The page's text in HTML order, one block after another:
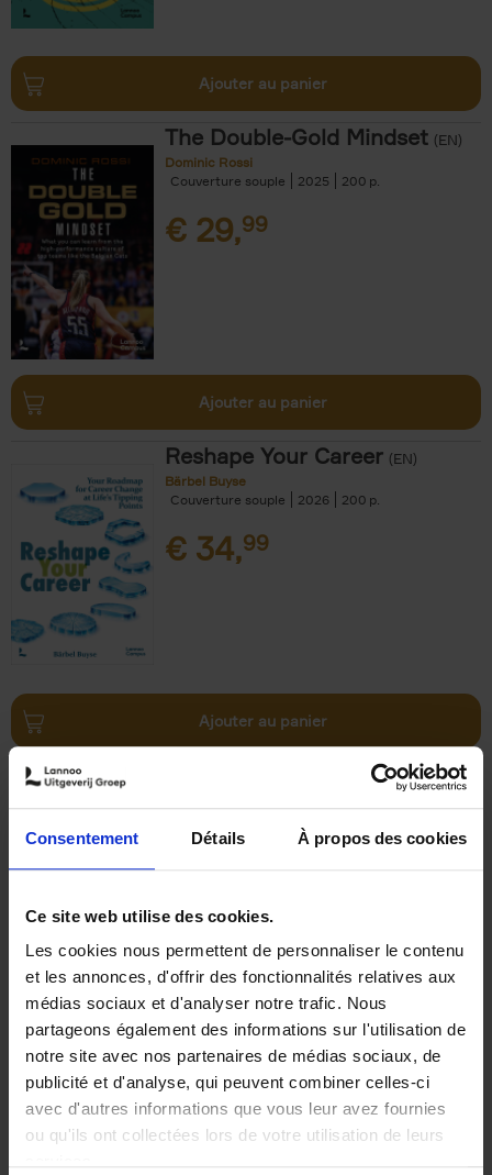
Consentement Détails À propos des cookies
Ce site web utilise des cookies.
Les cookies nous permettent de personnaliser le contenu
et les annonces, d'offrir des fonctionnalités relatives aux
médias sociaux et d'analyser notre trafic. Nous
partageons également des informations sur l'utilisation de
notre site avec nos partenaires de médias sociaux, de
publicité et d'analyse, qui peuvent combiner celles-ci
avec d'autres informations que vous leur avez fournies
ou qu'ils ont collectées lors de votre utilisation de leurs
Ajouter au panier
The Double-Gold Mindset (EN)
Dominic Rossi
Couverture souple
2025 200
€ 29,99
Ajouter au panier
Reshape Your Career (EN)
Bärbel Buyse
Couverture souple
2026 200
€ 34,99
Ajouter au panier
AI, The Rediscovery of
Humanity (EN)
Jackie Janssen
Couverture souple
2026 197
Ajouter au panier
The Digital Leadership
Practice Test